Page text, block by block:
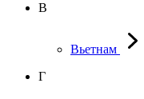
В
Вьетнам
Г